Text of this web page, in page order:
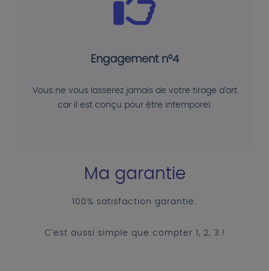
Engagement n°4
Vous ne vous lasserez jamais de votre tirage d'art
car il est conçu pour être intemporel.
Ma garantie
100% satisfaction garantie.
C'est aussi simple que compter 1, 2, 3 !